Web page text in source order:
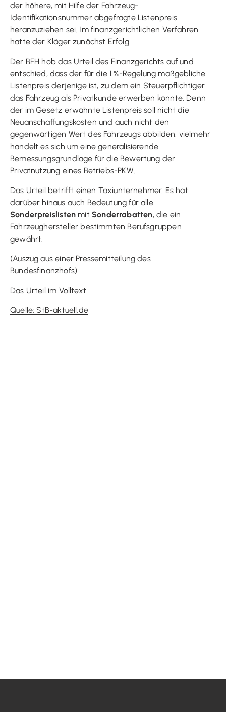
der höhere, mit Hilfe der Fahrzeug-
Identifikationsnummer abgefragte Listenpreis
heranzuziehen sei. Im finanzgerichtlichen Verfahren
hatte der Kläger zunächst Erfolg.
Der BFH hob das Urteil des Finanzgerichts auf und
entschied, dass der für die 1 %-Regelung maßgebliche
Listenpreis derjenige ist, zu dem ein Steuerpflichtiger
das Fahrzeug als Privatkunde erwerben könnte. Denn
der im Gesetz erwähnte Listenpreis soll nicht die
Neuanschaffungskosten und auch nicht den
gegenwärtigen Wert des Fahrzeugs abbilden, vielmehr
handelt es sich um eine generalisierende
Bemessungsgrundlage für die Bewertung der
Privatnutzung eines Betriebs-PKW.
Das Urteil betrifft einen Taxiunternehmer. Es hat
darüber hinaus auch Bedeutung für alle
Sonderpreislisten mit Sonderrabatten, die ein
Fahrzeughersteller bestimmten Berufsgruppen
gewährt.
(Auszug aus einer Pressemitteilung des
Bundesfinanzhofs)
Das Urteil im Volltext
Quelle: StB-aktuell.de